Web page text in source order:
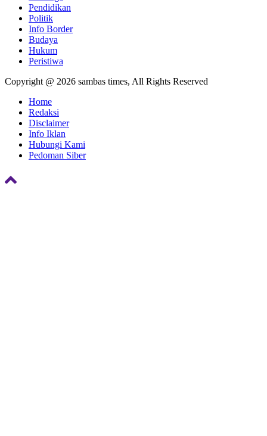
Pendidikan
Politik
Info Border
Budaya
Hukum
Peristiwa
Copyright @ 2026 sambas times, All Rights Reserved
Home
Redaksi
Disclaimer
Info Iklan
Hubungi Kami
Pedoman Siber